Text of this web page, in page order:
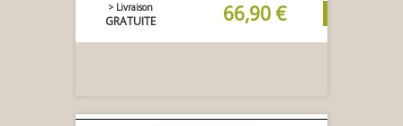
> Livraison
GRATUITE 66,90 €